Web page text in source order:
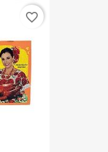
favorite_border